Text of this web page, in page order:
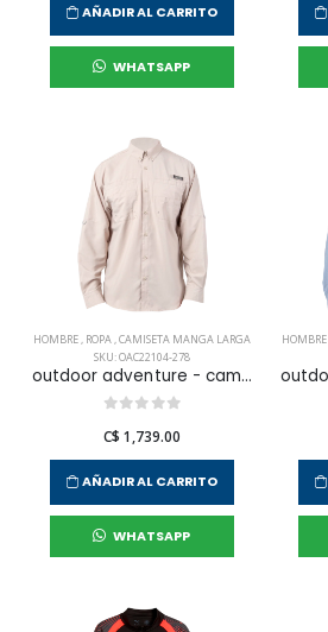
AÑADIR AL CARRITO
WHATSAPP
HOMBRE, ROPA,CAMISETA MANGA LARGA
SKU: OAC22104-278
outdoor adventure - camisa l/s samara para hombre
C$ 1,739.00
AÑADIR AL CARRITO
WHATSAPP
HOMBRE